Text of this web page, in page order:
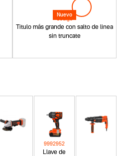
Nuevo
Titulo más grande con salto de linea
sin truncate
Llave de
9992952